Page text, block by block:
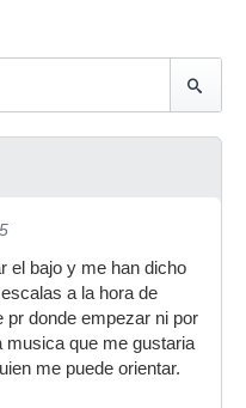
el bajo y me han dicho
a la hora de
pr donde empezar ni por
musica que me gustaria
me puede orientar.